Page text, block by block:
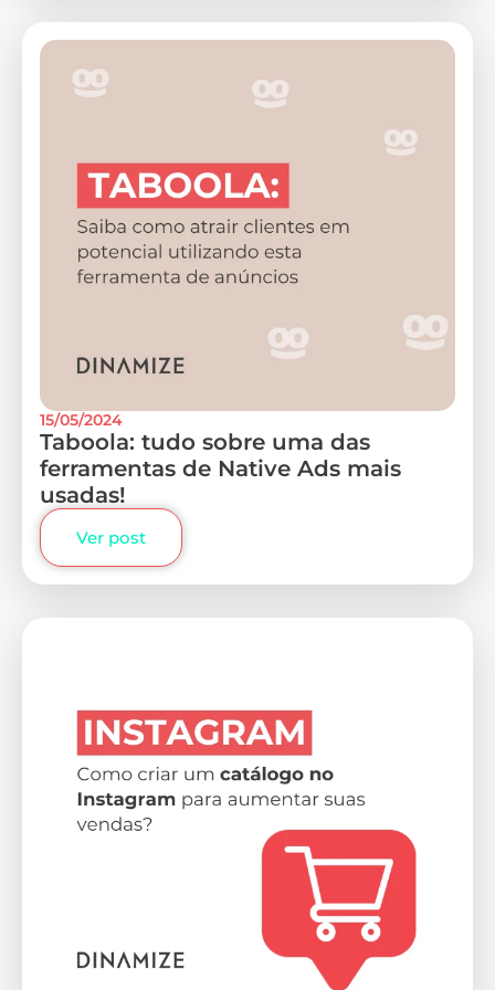
15/05/2024
Taboola: tudo sobre uma das
ferramentas de Native Ads mais
usadas!
Ver post